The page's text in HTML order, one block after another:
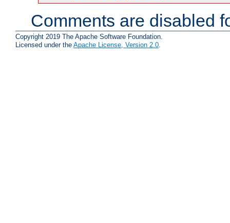
Comments are disabled
Copyright 2019 The Apache Software Foundation.
Licensed under the Apache License, Version 2.0